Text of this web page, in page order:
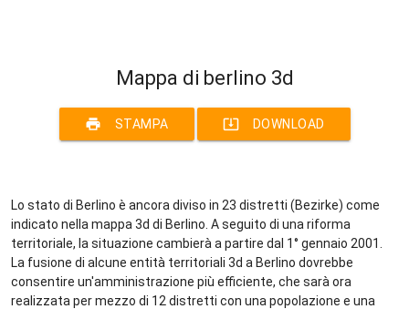
Mappa di berlino 3d
print STAMPA system_update_alt DOWNLOAD
Lo stato di Berlino è ancora diviso in 23 distretti (Bezirke) come
indicato nella mappa 3d di Berlino. A seguito di una riforma
territoriale, la situazione cambierà a partire dal 1° gennaio 2001.
La fusione di alcune entità territoriali 3d a Berlino dovrebbe
consentire un'amministrazione più efficiente, che sarà ora
realizzata per mezzo di 12 distretti con una popolazione e una